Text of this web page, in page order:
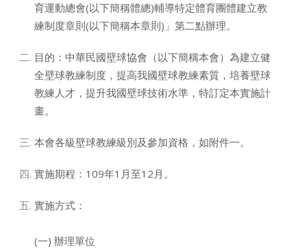
育運動總會(以下簡稱體總)輔導特定體育團體建立教
練制度章則(以下簡稱本章則)」第二點辦理。
目的：中華民國壁球協會（以下簡稱本會）為建立健
全壁球教練制度，提高我國壁球教練素質，培養壁球
教練人才，提升我國壁球技術水準，特訂定本實施計
畫。
本會各級壁球教練級別及參加資格，如附件一。
實施期程：109年1月至12月。
實施方式：
(一) 辦理單位